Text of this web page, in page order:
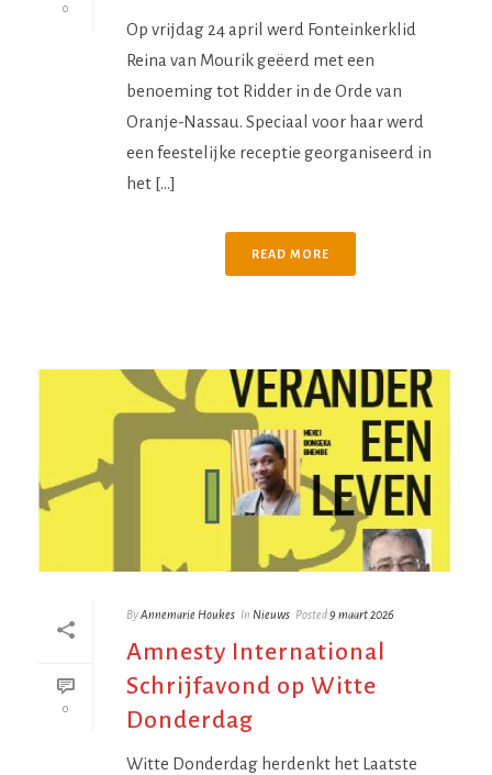
0
Op vrijdag 24 april werd Fonteinkerklid
Reina van Mourik geëerd met een
benoeming tot Ridder in de Orde van
Oranje-Nassau. Speciaal voor haar werd
een feestelijke receptie georganiseerd in
het [...]
READ MORE
0
ByAnnemarie Houkes In Nieuws Posted9 maart 2026
Amnesty International
Schrijfavond op Witte
Donderdag
Witte Donderdag herdenkt het Laatste